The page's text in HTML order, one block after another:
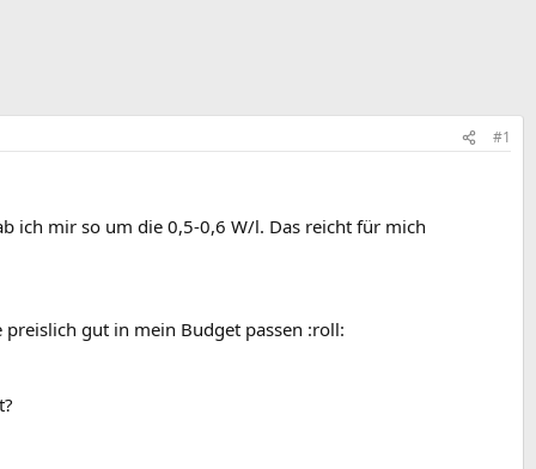
#1
ich mir so um die 0,5-0,6 W/l. Das reicht für mich
preislich gut in mein Budget passen :roll: